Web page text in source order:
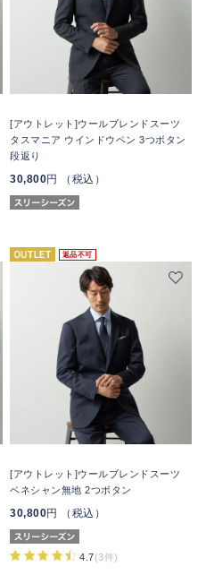
[アウトレット]ウールブレンドスーツ
タスマニア ウインドウペン 3つボタン
段返り
30,800円 （税込）
返品不可
[アウトレット]ウールブレンドスーツ
ベネシャン無地 2つボタン
30,800円 （税込）
4.7(3件)